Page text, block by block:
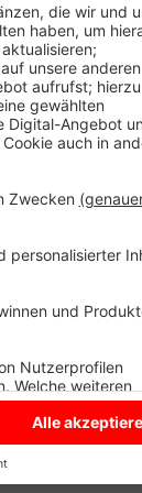
im Kreis,
sich das
außerhalb des
50 Gäste
Woche
Wert im Kreis